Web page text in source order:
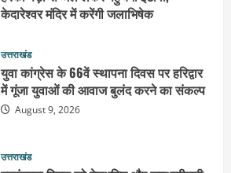
August 9, 2026
उत्तराखंड
स्वतंत्रता दिवस को देशभक्ति और जनभागीदारी
उत्सव के रूप में मनाएं : डा.विशाल गर्ग
August 9, 2026
उत्तराखंड
भारी बारिश में गंगा घाटों पर बढ़ी सतर्कता, डीएम